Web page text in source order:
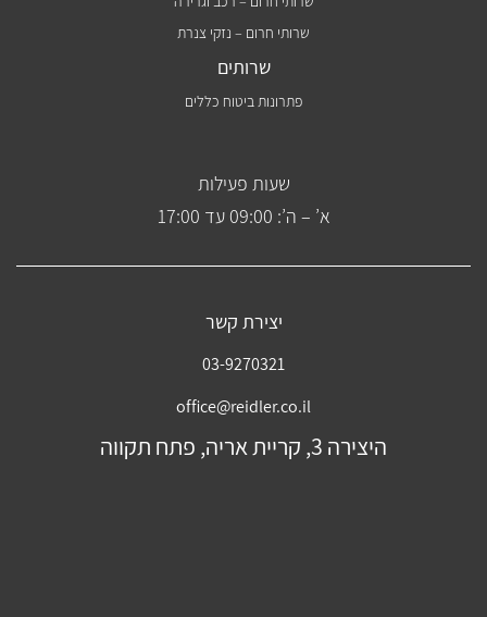
שרותי חרום – נזקי צנרת
שרותים
פתרונות ביטוח כללים
שעות פעילות
א’ – ה’: 09:00 עד 17:00
יצירת קשר
03-9270321
office@reidler.co.il
היצירה 3, קריית אריה, פתח תקווה